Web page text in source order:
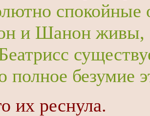
спокойные
и Шанон живы,
полное безумие
их реснула.